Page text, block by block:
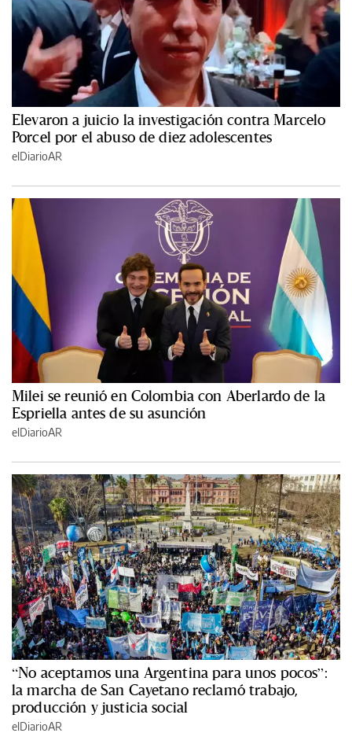
Elevaron a juicio la investigación contra Marcelo
Porcel por el abuso de diez adolescentes
elDiarioAR
Milei se reunió en Colombia con Aberlardo de la
Espriella antes de su asunción
elDiarioAR
“No aceptamos una Argentina para unos pocos”:
la marcha de San Cayetano reclamó trabajo,
producción y justicia social
elDiarioAR